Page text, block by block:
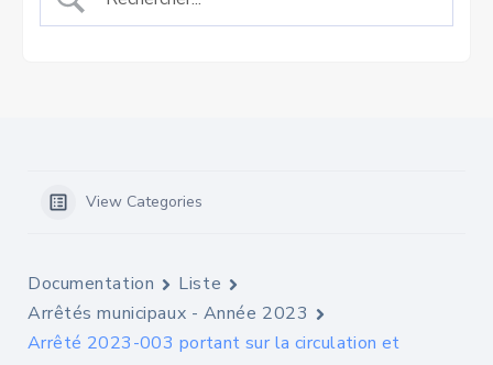
View Categories
Documentation
Liste
Arrêtés municipaux - Année 2023
Arrêté 2023-003 portant sur la circulation et